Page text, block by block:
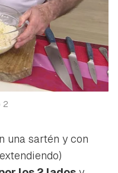
2
una sartén y con